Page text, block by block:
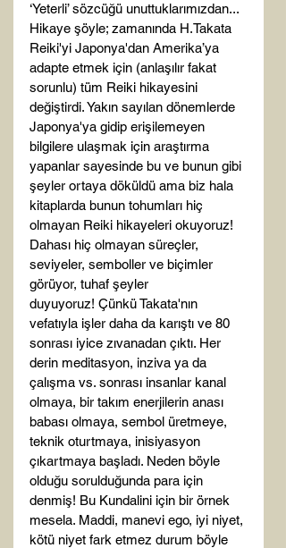
‘Yeterli’ sözcüğü unuttuklarımızdan...
Hikaye şöyle; zamanında H.Takata
Reiki'yi Japonya'dan Amerika’ya
adapte etmek için (anlaşılır fakat
sorunlu) tüm Reiki hikayesini
değiştirdi. Yakın sayılan dönemlerde
Japonya'ya gidip erişilemeyen
bilgilere ulaşmak için araştırma
yapanlar sayesinde bu ve bunun gibi
şeyler ortaya döküldü ama biz hala
kitaplarda bunun tohumları hiç
olmayan Reiki hikayeleri okuyoruz!
Dahası hiç olmayan süreçler,
seviyeler, semboller ve biçimler
görüyor, tuhaf şeyler
duyuyoruz! Çünkü Takata'nın
vefatıyla işler daha da karıştı ve 80
sonrası iyice zıvanadan çıktı. Her
derin meditasyon, inziva ya da
çalışma vs. sonrası insanlar kanal
olmaya, bir takım enerjilerin anası
babası olmaya, sembol üretmeye,
teknik oturtmaya, inisiyasyon
çıkartmaya başladı. Neden böyle
olduğu sorulduğunda para için
denmiş! Bu Kundalini için bir örnek
mesela. Maddi, manevi ego, iyi niyet,
kötü niyet fark etmez durum böyle